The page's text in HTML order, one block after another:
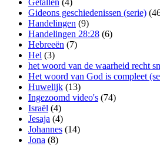
Getallen (4)
Gideons geschiedenissen (serie)
Handelingen (9)
Handelingen 28:28 (6)
Hebreeën (7)
Hel (3)
het woord van de waarheid recht
Het woord van God is compleet
Huwelijk (13)
Ingezoomd video's (74)
Israël (4)
Jesaja (4)
Johannes (14)
Jona (8)